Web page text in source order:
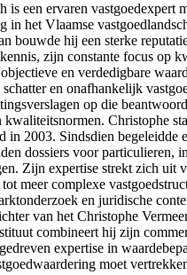
is een ervaren vastgoedexpert
in het Vlaamse
bouwde hij een sterke
zijn constante focus op
en verdedigbare
en onafhankelijk
op die
kwaliteitsnormen. Christophe
in 2003. Sindsdien begeleidde
dossiers voor particulieren,
Zijn expertise strekt zich uit
meer complexe
en juridische
van het Christophe
combineert hij zijn
expertise in
moet